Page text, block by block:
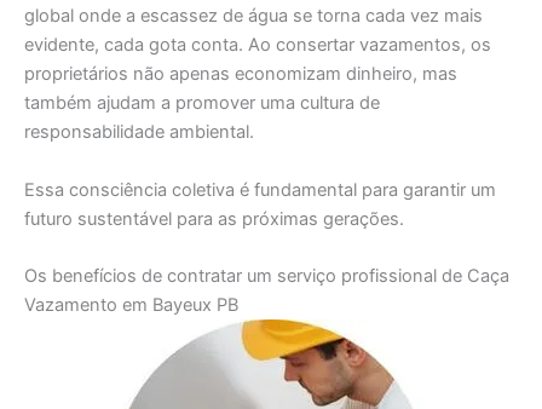
global onde a escassez de água se torna cada vez mais
evidente, cada gota conta. Ao consertar vazamentos, os
proprietários não apenas economizam dinheiro, mas
também ajudam a promover uma cultura de
responsabilidade ambiental.
Essa consciência coletiva é fundamental para garantir um
futuro sustentável para as próximas gerações.
Os benefícios de contratar um serviço profissional de Caça
Vazamento em Bayeux PB